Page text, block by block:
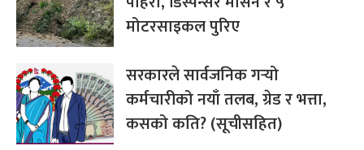
मोटरसाइकल पुरिए
सरकारले सार्वजनिक गर्‍यो
कर्मचारीको नयाँ तलब, ग्रेड र भत्ता,
कसको कति? (सूचीसहित)